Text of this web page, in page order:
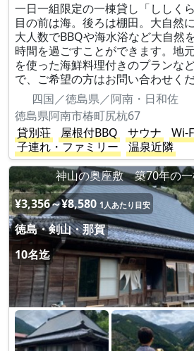
一日一組限定の一棟貸し「ししくら
目の前は海。後ろは棚田。大自然
大人数でBBQや海水浴など大自然
時間を過ごすことができます。地
を使った海鮮料理付きのプランな
で、ご希望の方はお問い合わせくだ
四国／徳島県／阿南・日和佐
徳島県阿南市椿町尻杭67
貸別荘
屋根付BBQ サウナ
Wi-
子連れ・ファミリー
温泉近隣
神山の奥座敷 築70年の一
¥3,356～¥8,580 1人あたり目安
徳島・剣山・那賀
10名迄